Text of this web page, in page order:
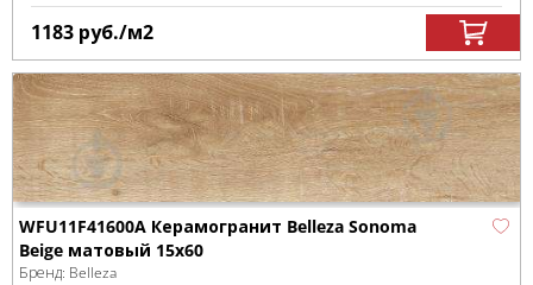
1183 руб./м2
WFU11F41600A Керамогранит Belleza Sonoma
Beige матовый 15x60
Бренд: Belleza